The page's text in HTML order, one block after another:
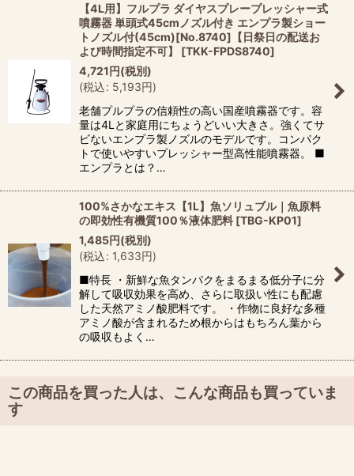
【4L用】フルプラ ダイヤスプレープレッシャー式
噴霧器 単頭式45cmノズル付き エンプラ製ショー
トノズル付(45cm)[No.8740]【日祭日の配送お
よび時間指定不可】
[TKK-FPDS8740]
4,721円(税別)
(税込: 5,193円)
老舗プルプラの信頼性の高い国産噴霧器です。容
量は4Lと家庭用にちょうどいい大きさ。強くてサ
ビないエンプラ製ノズルのモデルです。コンパク
トで使いやすいプレッシャー型高性能噴霧器。 ■
エンプラとは？…
100%さかなエキス【1L】魚ソリュブル｜魚原料
の即効性有機質100％液体肥料 [TBG-KP01]
1,485円(税別)
(税込: 1,633円)
■特長 ・新鮮な魚タンパクをまるまる低分子に分
解して吸収効果を高め、さらに取扱い性にも配慮
した天然アミノ酸肥料です。 ・作物に良好な多種
アミノ酸が含まれるため根からはもちろん葉から
の吸収もよく…
この商品を買った人は、こんな商品も買っていま
す